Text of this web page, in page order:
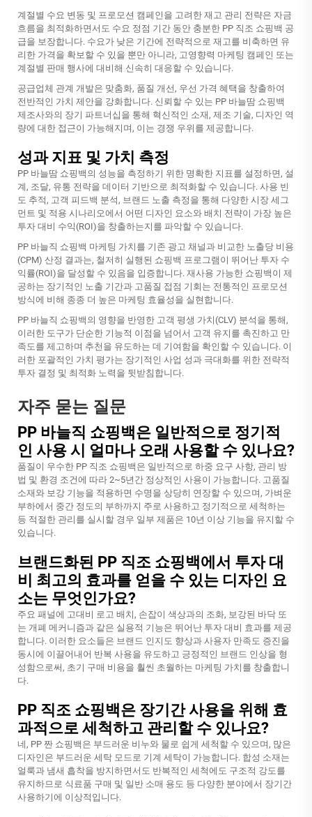
계절별 수요 변동 및 프로모션 캠페인을 고려한 재고 관리 전략은 자금
흐름을 최적화하면서도 수요 정점 기간 동안 충분한 PP 직조 쇼핑백 공
급을 보장합니다. 수요가 낮은 기간에 전략적으로 재고를 비축하면 유
리한 가격을 확보할 수 있을 뿐만 아니라, 고영향력 마케팅 캠페인 또는
계절별 판매 행사에 대비해 신속히 대응할 수 있습니다.
공급업체 관계 개발은 맞춤화, 품질 개선, 우선 가격 혜택을 창출하여
전반적인 가치 제안을 강화합니다. 신뢰할 수 있는 PP 바늘땀 쇼핑백
제조사와의 장기 파트너십을 통해 혁신적인 소재, 제조 기술, 디자인 역
량에 대한 접근이 가능해지며, 이는 경쟁 우위를 제공합니다.
성과 지표 및 가치 측정
PP 바늘땀 쇼핑백의 성능을 측정하기 위한 명확한 지표를 설정하면, 설
계, 조달, 유통 전략을 데이터 기반으로 최적화할 수 있습니다. 사용 빈
도 추적, 고객 피드백 분석, 브랜드 노출 측정을 통해 다양한 시장 세그
먼트 및 적용 시나리오에서 어떤 디자인 요소와 배치 전략이 가장 높은
투자 대비 수익(ROI)을 창출하는지를 파악할 수 있습니다.
PP 바늘직 쇼핑백 마케팅 가치를 기존 광고 채널과 비교한 노출당 비용
(CPM) 산정 결과는, 철저히 실행된 쇼핑백 프로그램이 뛰어난 투자 수
익률(ROI)을 달성할 수 있음을 입증합니다. 재사용 가능한 쇼핑백이 제
공하는 장기적인 노출 기간과 고품질 접점 기회는 전통적인 프로모션
방식에 비해 종종 더 높은 마케팅 효율성을 실현합니다.
PP 바늘직 쇼핑백의 영향을 반영한 고객 평생 가치(CLV) 분석을 통해,
이러한 도구가 단순한 기능적 이점을 넘어서 고객 유지를 촉진하고 만
족도를 제고하며 추천을 유도하는 데 기여함을 확인할 수 있습니다. 이
러한 포괄적인 가치 평가는 장기적인 사업 성과 극대화를 위한 전략적
투자 결정 및 최적화 노력을 뒷받침합니다.
자주 묻는 질문
PP 바늘직 쇼핑백은 일반적으로 정기적
인 사용 시 얼마나 오래 사용할 수 있나요?
품질이 우수한 PP 직조 쇼핑백은 일반적으로 하중 요구 사항, 관리 방
법 및 환경 조건에 따라 2~5년간 정상적인 사용이 가능합니다. 고품질
소재와 보강 기능을 적용하면 수명을 상당히 연장할 수 있으며, 가벼운
부하에서 중간 정도의 부하까지 주로 사용하고 정기적으로 세척하는
등 적절한 관리를 실시할 경우 일부 제품은 10년 이상 기능을 유지할 수
있습니다.
브랜드화된 PP 직조 쇼핑백에서 투자 대
비 최고의 효과를 얻을 수 있는 디자인 요
소는 무엇인가요?
주요 패널에 고대비 로고 배치, 손잡이 색상과의 조화, 보강된 바닥 또
는 개폐 메커니즘과 같은 실용적 기능은 뛰어난 투자 대비 효과를 제공
합니다. 이러한 요소들은 브랜드 인지도 향상과 사용자 만족도 증진을
동시에 이끌어내어 반복 사용을 유도하고 긍정적인 브랜드 인상을 형
성함으로써, 초기 구매 비용을 훨씬 초월하는 마케팅 가치를 창출합니
다.
PP 직조 쇼핑백은 장기간 사용을 위해 효
과적으로 세척하고 관리할 수 있나요?
네, PP 짠 쇼핑백은 부드러운 비누와 물로 쉽게 세척할 수 있으며, 많은
디자인은 부드러운 세탁 모드로 기계 세탁이 가능합니다. 합성 소재는
얼룩과 냄새 흡착을 방지하면서도 반복적인 세척에도 구조적 강도를
유지하므로 식료품 구매 및 일반 소매 용도 등 다양한 분야에서 장기간
사용하기에 이상적입니다.